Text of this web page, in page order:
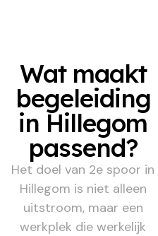
Wat maakt
begeleiding
in Hillegom
passend?
Het doel van 2e spoor in
Hillegom is niet alleen
uitstroom, maar een
werkplek die werkelijk